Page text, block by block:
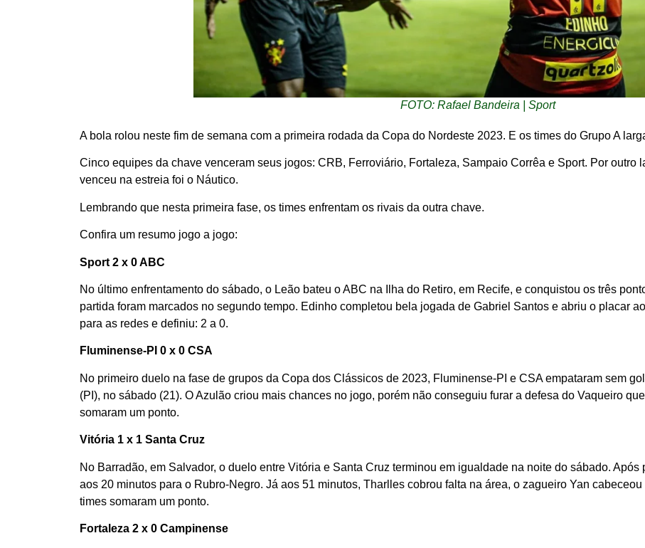
FOTO: Rafael Bandeira | Sport
A bola rolou neste fim de semana com a primeira rodada da Copa do Nordeste 2023. E os times do Grupo A
Cinco equipes da chave venceram seus jogos: CRB, Ferroviário, Fortaleza, Sampaio Corrêa e Sport. Por outro
venceu na estreia foi o Náutico.
Lembrando que nesta primeira fase, os times enfrentam os rivais da outra chave.
Confira um resumo jogo a jogo:
Sport 2 x 0 ABC
No último enfrentamento do sábado, o Leão bateu o ABC na Ilha do Retiro, em Recife, e conquistou os três
partida foram marcados no segundo tempo. Edinho completou bela jogada de Gabriel Santos e abriu o placar
para as redes e definiu: 2 a 0.
Fluminense-PI 0 x 0 CSA
No primeiro duelo na fase de grupos da Copa dos Clássicos de 2023, Fluminense-PI e CSA empataram sem
(PI), no sábado (21). O Azulão criou mais chances no jogo, porém não conseguiu furar a defesa do Vaqueiro
somaram um ponto.
Vitória 1 x 1 Santa Cruz
No Barradão, em Salvador, o duelo entre Vitória e Santa Cruz terminou em igualdade na noite do sábado.
aos 20 minutos para o Rubro-Negro. Já aos 51 minutos, Tharlles cobrou falta na área, o zagueiro Yan
times somaram um ponto.
Fortaleza 2 x 0 Campinense